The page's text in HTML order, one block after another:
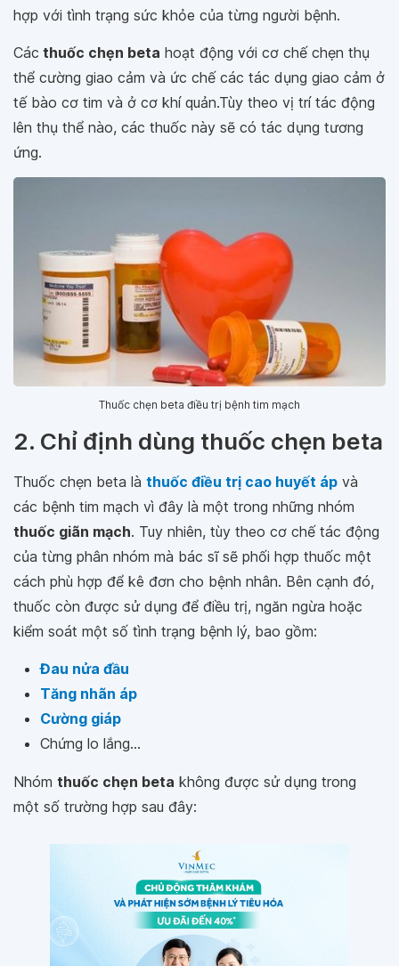
hợp với tình trạng sức khỏe của từng người bệnh.
Các thuốc chẹn beta hoạt động với cơ chế chẹn thụ
thể cường giao cảm và ức chế các tác dụng giao cảm ở
tế bào cơ tim và ở cơ khí quản.Tùy theo vị trí tác động
lên thụ thể nào, các thuốc này sẽ có tác dụng tương
ứng.
Thuốc chẹn beta điều trị bệnh tim mạch
2. Chỉ định dùng thuốc chẹn beta
Thuốc chẹn beta là thuốc điều trị cao huyết áp và
các bệnh tim mạch vì đây là một trong những nhóm
thuốc giãn mạch. Tuy nhiên, tùy theo cơ chế tác động
của từng phân nhóm mà bác sĩ sẽ phối hợp thuốc một
cách phù hợp để kê đơn cho bệnh nhân. Bên cạnh đó,
thuốc còn được sử dụng để điều trị, ngăn ngừa hoặc
kiểm soát một số tình trạng bệnh lý, bao gồm:
Đau nửa đầu
Tăng nhãn áp
Cường giáp
Chứng lo lắng...
Nhóm thuốc chẹn beta không được sử dụng trong
một số trường hợp sau đây: